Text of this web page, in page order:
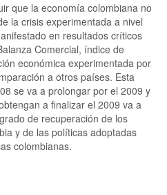
que la economía colombiana no
la crisis experimentada a nivel
en resultados críticos
Comercial, índice de
económica experimentada por
a otros países. Esta
se va a prolongar por el 2009 y
a finalizar el 2009 va a
de recuperación de los
y de las políticas adoptadas
colombianas.